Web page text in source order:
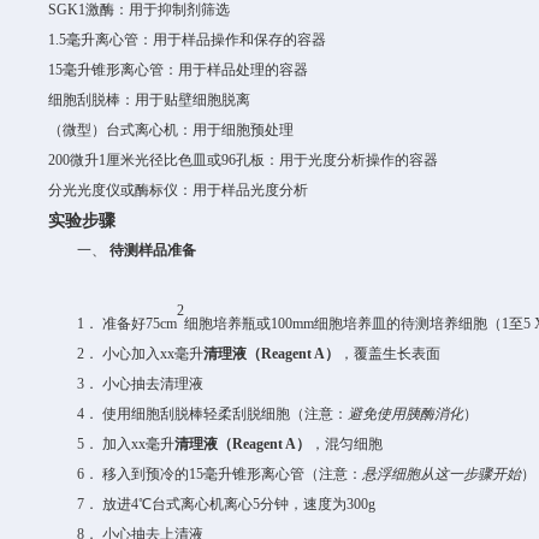
SGK1激酶：用于抑制剂筛选
1.5毫升离心管：用于样品操作和保存的容器
15毫升锥形离心管：用于样品处理的容器
细胞刮脱棒：用于贴壁细胞脱离
（微型）台式离心机：用于细胞预处理
200微升1厘米光径比色皿或96孔板：用于光度分析操作的容器
分光光度仪或酶标仪：用于样品光度分析
实验步骤
一、待测样品准备
1．准备好75cm
2
细胞培养瓶或100mm细胞培养皿的待测培养细胞（ 1至5
2．小心加入xx毫升清理液（Reagent A）
，覆盖生长表面
3．小心抽去清理液
4．使用细胞刮脱棒轻柔刮脱细胞（注意： 避免使用胰酶消化）
5．加入xx毫升清理液（Reagent A）
，混匀细胞
6．移入到预冷的15毫升锥形离心管（注意：悬浮细胞从这一步骤开始）
7．放进4℃台式离心机离心5分钟，速度为300g
8．小心抽去上清液